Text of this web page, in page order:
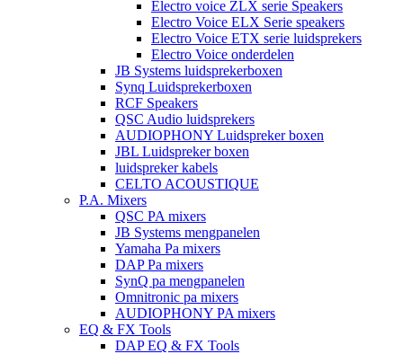
Electro voice ZLX serie Speakers
Electro Voice ELX Serie speakers
Electro Voice ETX serie luidsprekers
Electro Voice onderdelen
JB Systems luidsprekerboxen
Synq Luidsprekerboxen
RCF Speakers
QSC Audio luidsprekers
AUDIOPHONY Luidspreker boxen
JBL Luidspreker boxen
luidspreker kabels
CELTO ACOUSTIQUE
P.A. Mixers
QSC PA mixers
JB Systems mengpanelen
Yamaha Pa mixers
DAP Pa mixers
SynQ pa mengpanelen
Omnitronic pa mixers
AUDIOPHONY PA mixers
EQ & FX Tools
DAP EQ & FX Tools